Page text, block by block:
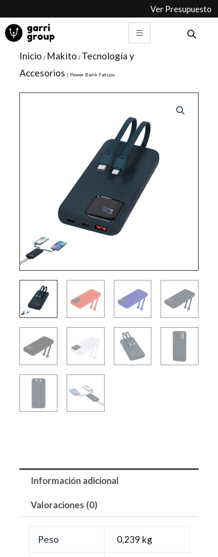
contenido
Ver Presupuesto
Inicio / Makito / Tecnología y
Accesorios / Power Bank Fatuox
Información adicional
Valoraciones (0)
Peso 0,239 kg